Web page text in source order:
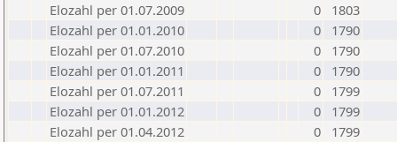
Elozahl per 01.07.2009
0
1803
Elozahl per 01.01.2010
0
1790
Elozahl per 01.07.2010
0
1790
Elozahl per 01.01.2011
0
1790
Elozahl per 01.07.2011
0
1799
Elozahl per 01.01.2012
0
1799
Elozahl per 01.04.2012
0
1799